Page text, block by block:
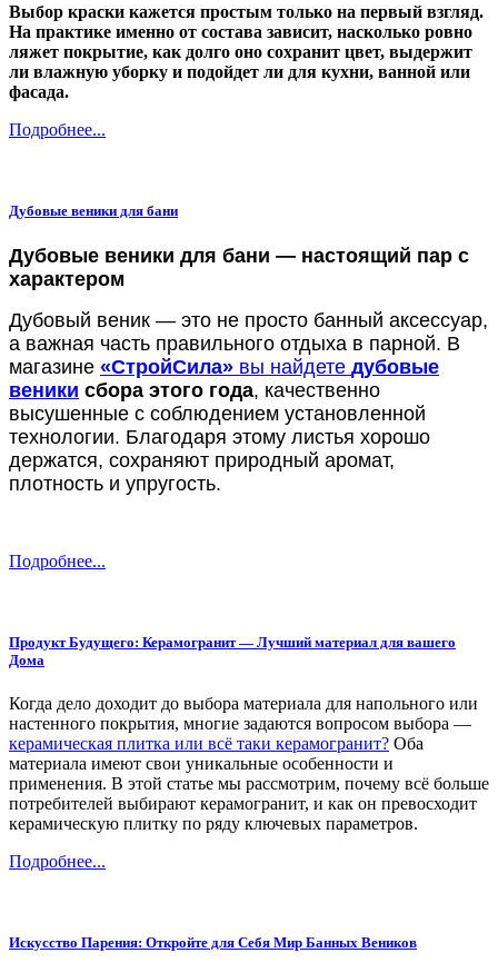
Выбор краски кажется простым только на первый взгляд.
На практике именно от состава зависит, насколько ровно
ляжет покрытие, как долго оно сохранит цвет, выдержит
ли влажную уборку и подойдет ли для кухни, ванной или
фасада.
Подробнее...
Дубовые веники для бани
Дубовые веники для бани — настоящий пар с
характером
Дубовый веник — это не просто банный аксессуар,
а важная часть правильного отдыха в парной. В
магазине «СтройСила» вы найдете дубовые
веники сбора этого года, качественно
высушенные с соблюдением установленной
технологии. Благодаря этому листья хорошо
держатся, сохраняют природный аромат,
плотность и упругость.
Подробнее...
Продукт Будущего: Керамогранит — Лучший материал для вашего
Дома
Когда дело доходит до выбора материала для напольного или
настенного покрытия, многие задаются вопросом выбора —
керамическая плитка или всё таки керамогранит? Оба
материала имеют свои уникальные особенности и
применения. В этой статье мы рассмотрим, почему всё больше
потребителей выбирают керамогранит, и как он превосходит
керамическую плитку по ряду ключевых параметров.
Подробнее...
Искусство Парения: Откройте для Себя Мир Банных Веников